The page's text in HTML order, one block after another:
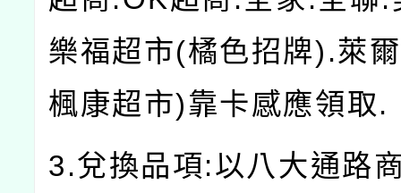
樂福超市(橘色招牌).萊
楓康超市)靠卡感應領取.
3.兌換品項:以八大通路